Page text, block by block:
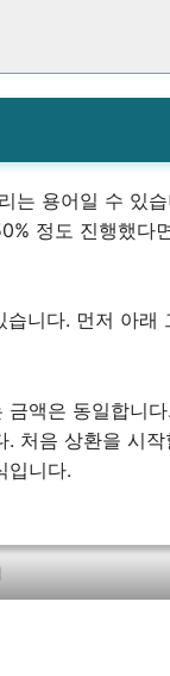
는 용어일 수 있
정도 진행했다
니다. 먼저 아래
액은 동일합니
처음 상환을 시
입니다.